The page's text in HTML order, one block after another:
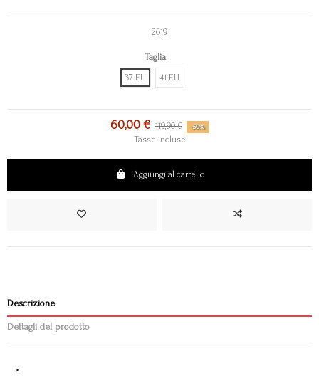
2619
Taglia
37 EU 41 EU
60,00 € 119,90 € -50%
Tasse incluse
Aggiungi al carrello
Descrizione
Dettagli del prodotto